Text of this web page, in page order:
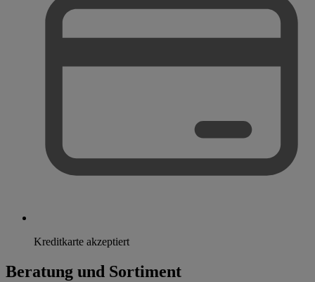
Kreditkarte akzeptiert
Beratung und Sortiment